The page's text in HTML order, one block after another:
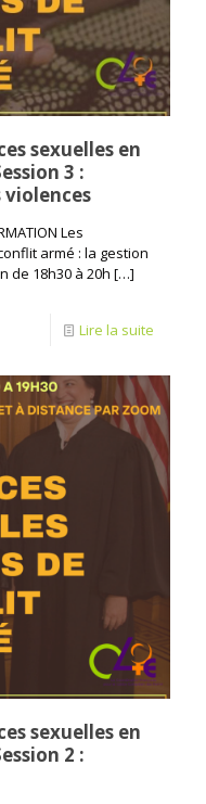
sexuelles en
3 :
Les
armé : la gestion
de 18h30 à 20h […]
Lire la suite
sexuelles en
2 :